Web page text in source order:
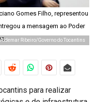
Gomes Filho, representou
a mensagem ao Poder
Aldemar Ribeiro/Governo do Tocantins
para realizar